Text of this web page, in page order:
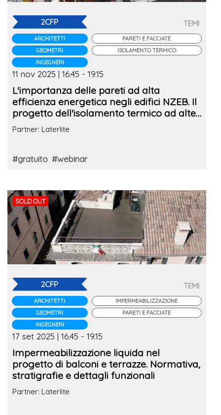
2CFP
ARCHITETTI
GEOMETRI
INGEGNERI
TEMI
PARETI E FACCIATE
ISOLAMENTO TERMICO
11 nov 2025 | 16.45 - 19.15
L'importanza delle pareti ad alta
efficienza energetica negli edifici NZEB. Il
progetto dell'isolamento termico ad alte
prestazioni
Partner: Laterlite
#gratuito #webinar
SOLD OUT
2CFP
ARCHITETTI
GEOMETRI
INGEGNERI
TEMI
IMPERMEABILIZZAZIONE
PARETI E FACCIATE
17 set 2025 | 16.45 - 19.15
Impermeabilizzazione liquida nel
progetto di balconi e terrazze. Normativa,
stratigrafie e dettagli funzionali
Partner: Laterlite